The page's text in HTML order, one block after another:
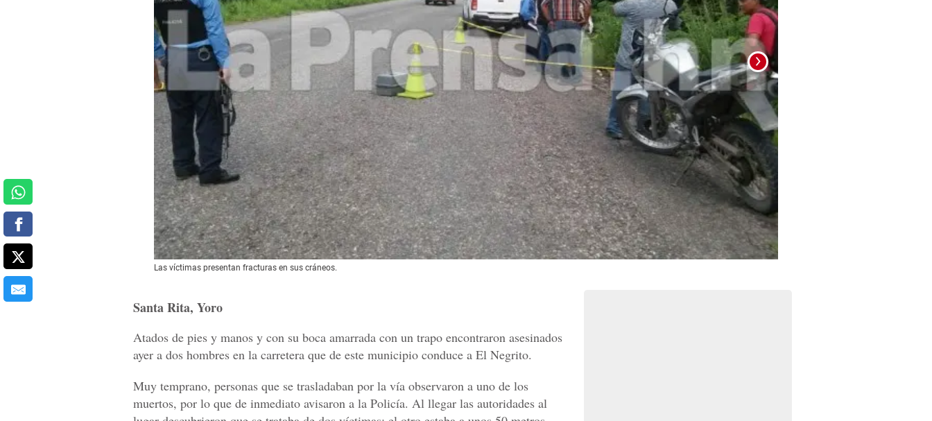
Las víctimas presentan fracturas en sus cráneos.
Santa Rita, Yoro
Atados de pies y manos y con su boca amarrada con un trapo encontraron asesinados
ayer a dos hombres en la carretera que de este municipio conduce a El Negrito.
Muy temprano, personas que se trasladaban por la vía observaron a uno de los
muertos, por lo que de inmediato avisaron a la Policía. Al llegar las autoridades al